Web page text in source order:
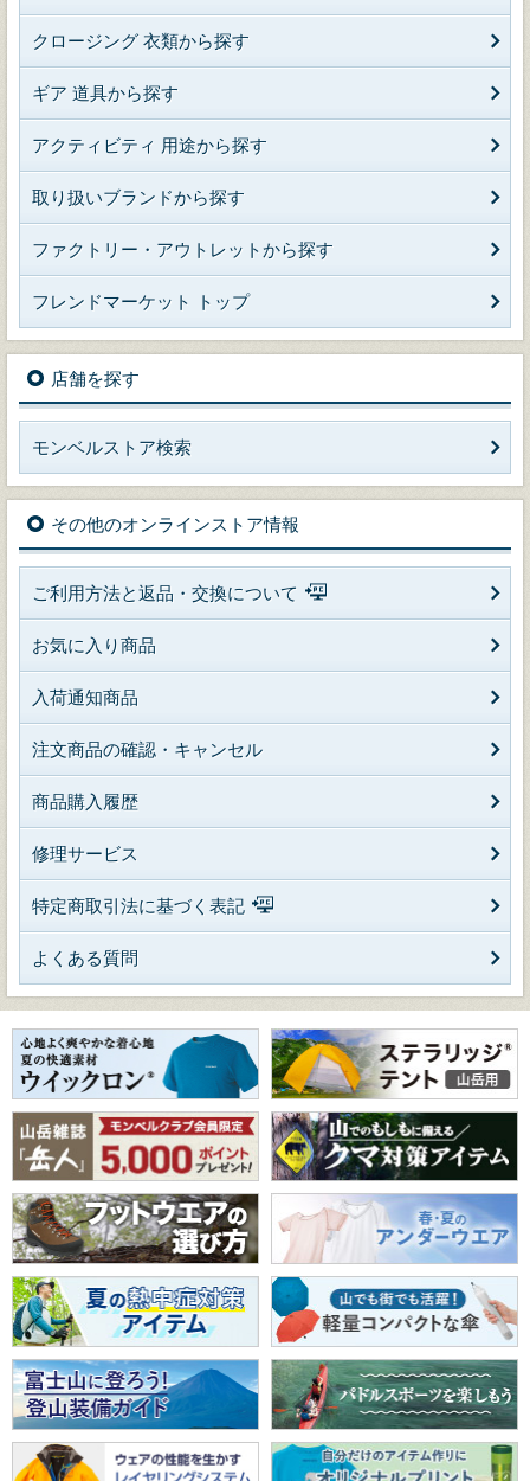
クロージング 衣類から探す
ギア 道具から探す
アクティビティ 用途から探す
取り扱いブランドから探す
ファクトリー・アウトレットから探す
フレンドマーケット トップ
店舗を探す
モンベルストア検索
その他のオンラインストア情報
ご利用方法と返品・交換について
お気に入り商品
入荷通知商品
注文商品の確認・キャンセル
商品購入履歴
修理サービス
特定商取引法に基づく表記
よくある質問